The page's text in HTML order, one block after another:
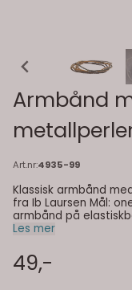
Armbånd
Art.nr:4935-99
Klassisk armbånd
fra Ib Laursen Mål: one size/Ø: 5,5 6 assorterte farger Klassisk
armbånd på
Ønsker du en spesiell
Les mer
49,-